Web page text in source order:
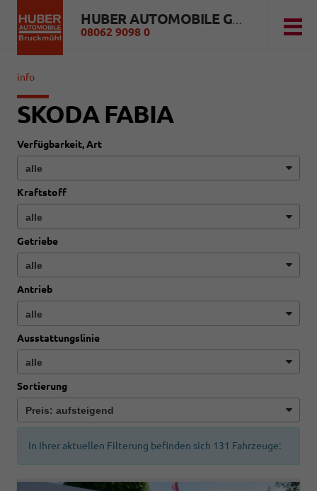
HUBER AUTOMOBILE GMBH
08062 9098 0
info
SKODA FABIA
Verfügbarkeit, Art
Kraftstoff
Getriebe
Antrieb
Ausstattungslinie
Sortierung
In Ihrer aktuellen Filterung befinden sich 131 Fahrzeuge: